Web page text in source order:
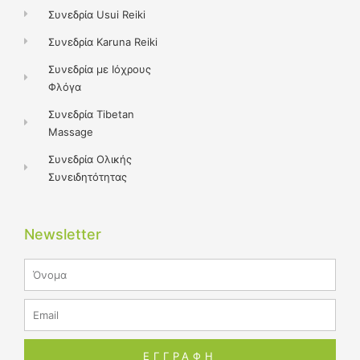
Συνεδρία Usui Reiki
Συνεδρία Karuna Reiki
Συνεδρία με Ιόχρους
Φλόγα
Συνεδρία Tibetan
Massage
Συνεδρία Ολικής
Συνειδητότητας
Newsletter
ΕΓΓΡΑΦΗ